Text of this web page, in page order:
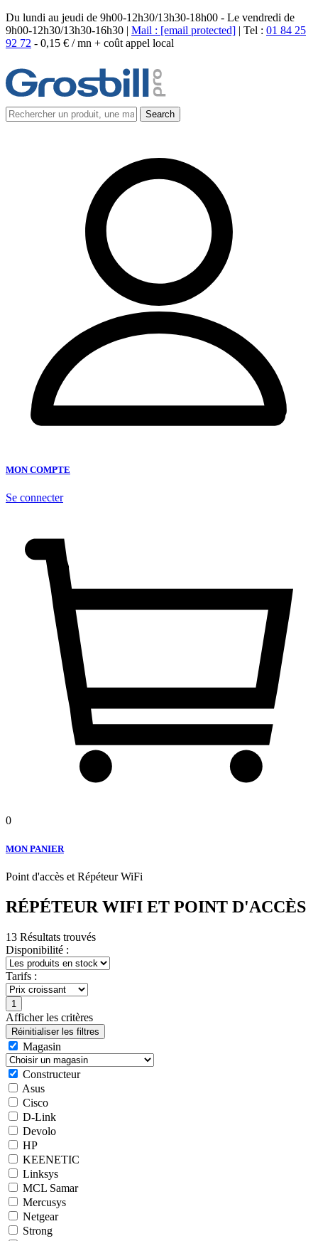
Du lundi au jeudi de 9h00-12h30/13h30-18h00 - Le vendredi de
9h00-12h30/13h30-16h30 | Mail : [email protected] | Tel : 01 84 25
92 72 - 0,15 € / mn + coût appel local
MON COMPTE
Se connecter
0
MON PANIER
Point d'accès et Répéteur WiFi
RÉPÉTEUR WIFI ET POINT D'ACCÈS
13 Résultats trouvés
Disponibilité :
Tarifs :
Afficher les critères
Magasin
Constructeur
Asus
Cisco
D-Link
Devolo
HP
KEENETIC
Linksys
MCL Samar
Mercusys
Netgear
Strong